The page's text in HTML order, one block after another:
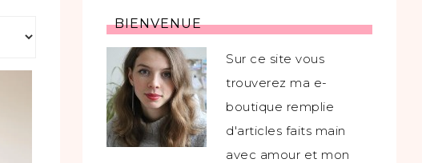
BIENVENUE
Sur ce site vous
trouverez ma e-
boutique remplie
d'articles faits main
avec amour et mon